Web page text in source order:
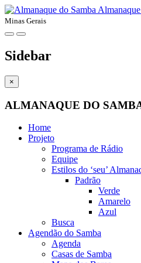
Minas Gerais
Sidebar
×
ALMANAQUE DO
Home
Projeto
Programa de Rádio
Equipe
Estilos do ‘seu’
Padrão
Verde
Amarelo
Azul
Busca
Agendão do Samba
Agenda
Casas de Samba